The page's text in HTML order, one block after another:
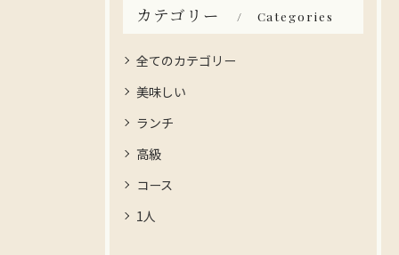
カテゴリー Categories
全てのカテゴリー
美味しい
ランチ
高級
コース
1人